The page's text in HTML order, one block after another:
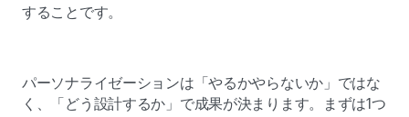
することです。
パーソナライゼーションは「やるかやらないか」ではな
く、「どう設計するか」で成果が決まります。まずは1つ